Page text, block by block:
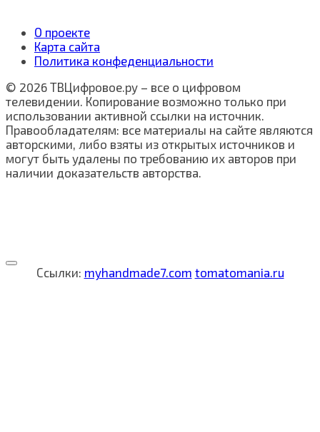
О проекте
Карта сайта
Политика конфеденциальности
© 2026 ТВЦифровое.ру – все о цифровом
телевидении. Копирование возможно только при
использовании активной ссылки на источник.
Правообладателям: все материалы на сайте являются
авторскими, либо взяты из открытых источников и
могут быть удалены по требованию их авторов при
наличии доказательств авторства.
Ссылки: myhandmade7.com tomatomania.ru